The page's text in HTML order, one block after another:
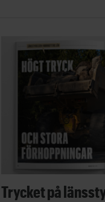
Trycket på